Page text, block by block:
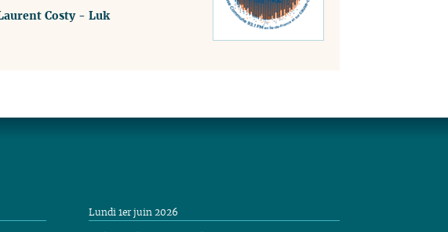
Costy- Luk
Lundi 1er juin 2026